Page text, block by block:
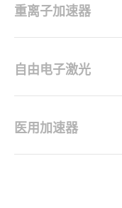
重离子加速器
自由电子激光
医用加速器